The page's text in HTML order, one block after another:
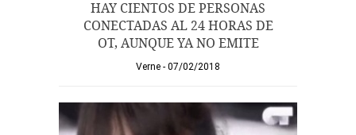
HAY CIENTOS DE PERSONAS
CONECTADAS AL 24 HORAS DE
OT, AUNQUE YA NO EMITE
Verne 07/02/2018